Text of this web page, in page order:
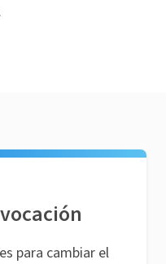
para cambiar el